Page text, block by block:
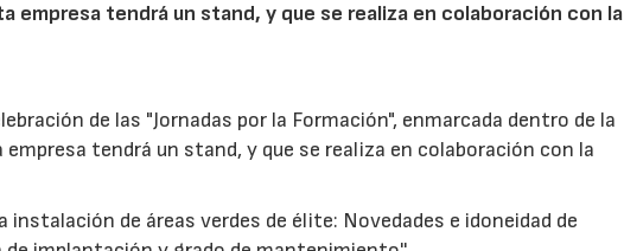
empresa tendrá un stand, y que se realiza en colaboración con la
de las "Jornadas por la Formación", enmarcada dentro de la
tendrá un stand, y que se realiza en colaboración con la
instalación de áreas verdes de élite: Novedades e idoneidad de